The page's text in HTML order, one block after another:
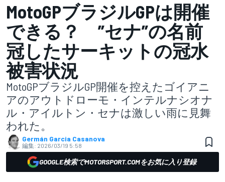
MotoGPブラジルGPは開催
できる？ ”セナ”の名前
冠したサーキットの冠水
被害状況
MotoGPブラジルGP開催を控えたゴイアニ
アのアウトドローモ・インテルナシオナ
ル・アイルトン・セナは激しい雨に見舞
われた。
Germán Garcia Casanova
編集: 2026/03/19 5:58
GOOGLE検索でMOTORSPORT.COMをお気に入り登録